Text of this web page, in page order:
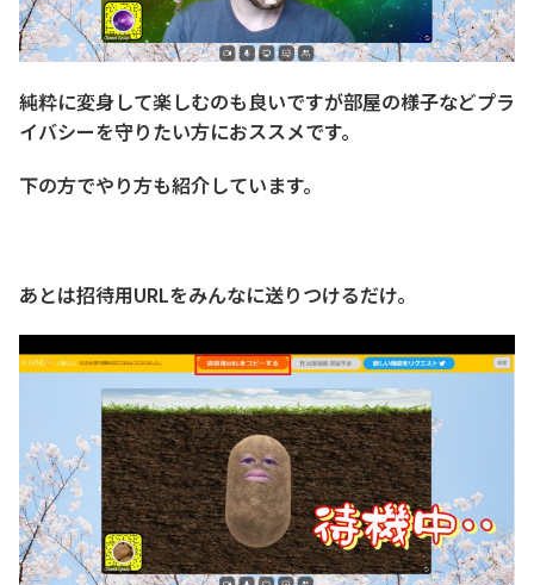
純粋に変身して楽しむのも良いですが部屋の様子などプラ
イバシーを守りたい方におススメです。
下の方でやり方も紹介しています。
あとは招待用URLをみんなに送りつけるだけ。